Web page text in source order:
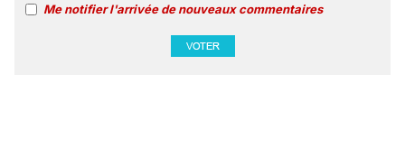
Me notifier l'arrivée de nouveaux commentaires